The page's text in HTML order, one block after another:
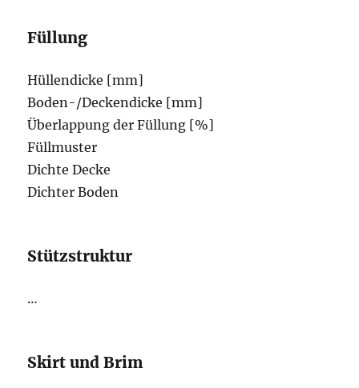
Füllung
Hüllendicke [mm]
Boden-/Deckendicke [mm]
Überlappung der Füllung [%]
Füllmuster
Dichte Decke
Dichter Boden
Stützstruktur
…
Skirt und Brim